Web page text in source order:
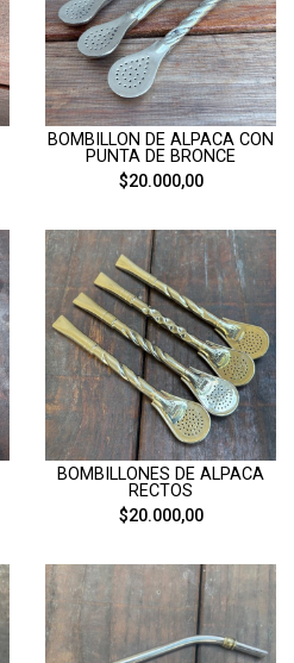
BOMBILLON DE ALPACA CON
PUNTA DE BRONCE
$20.000,00
BOMBILLONES DE ALPACA
RECTOS
$20.000,00